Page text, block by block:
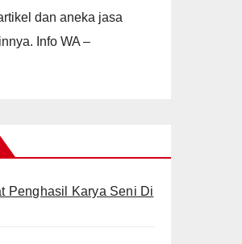
dan aneka jasa
Info WA –
Penghasil Karya Seni Di